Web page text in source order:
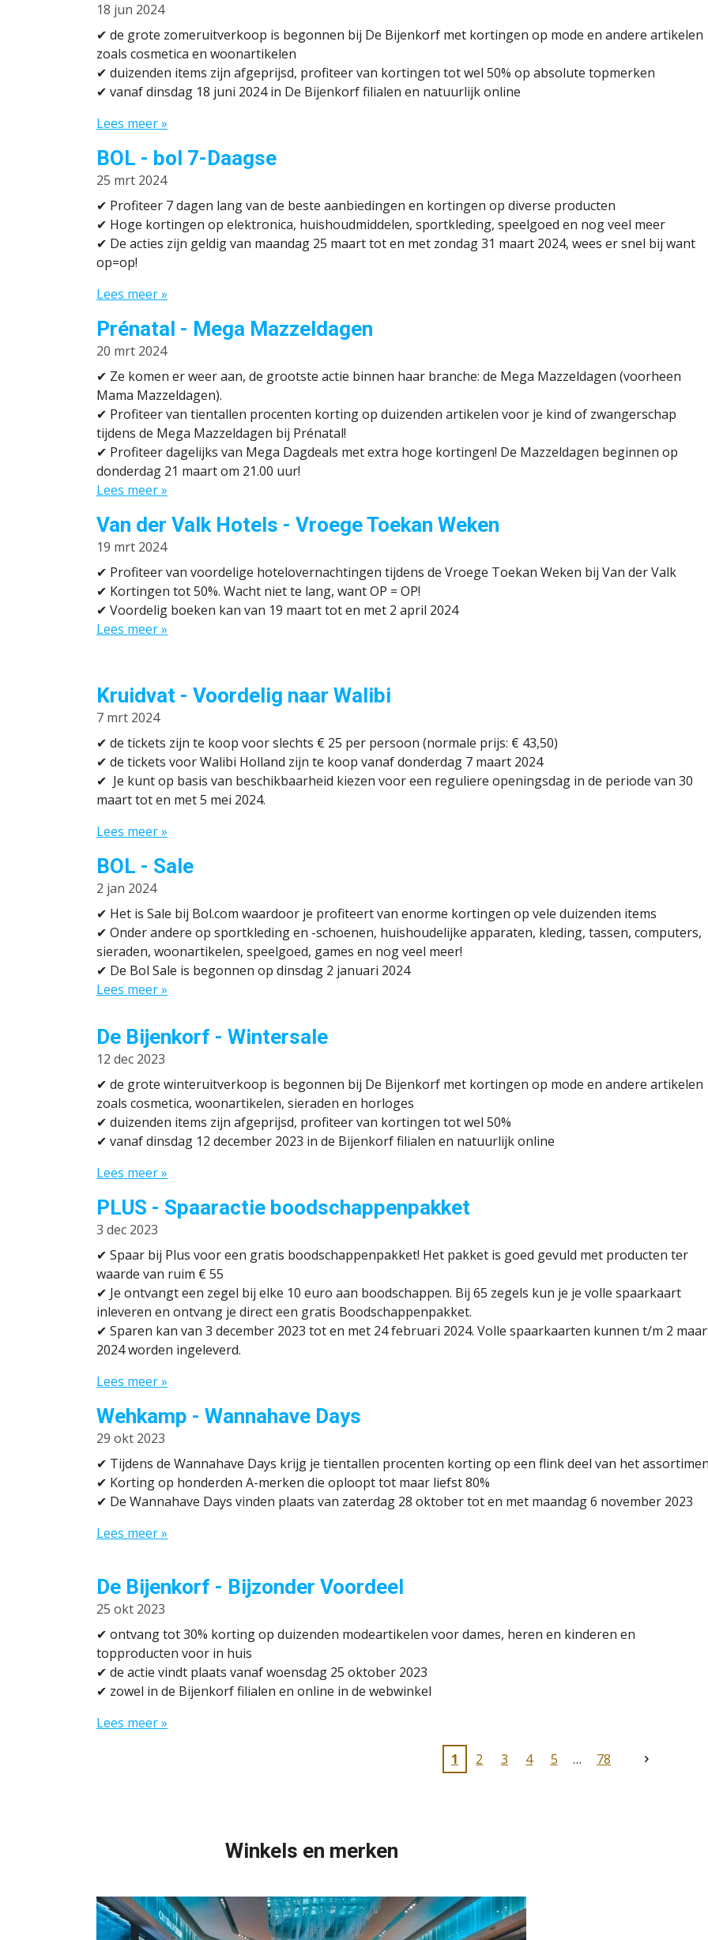
18 jun 2024
✔ de grote zomeruitverkoop is begonnen bij De Bijenkorf met kortingen op mode en andere artikelen
zoals cosmetica en woonartikelen
✔ duizenden items zijn afgeprijsd, profiteer van kortingen tot wel 50% op absolute topmerken
✔ vanaf dinsdag 18 juni 2024 in De Bijenkorf filialen en natuurlijk online
Lees meer »
BOL - bol 7-Daagse
25 mrt 2024
✔ Profiteer 7 dagen lang van de beste aanbiedingen en kortingen op diverse producten
✔ Hoge kortingen op elektronica, huishoudmiddelen, sportkleding, speelgoed en nog veel meer
✔ De acties zijn geldig van maandag 25 maart tot en met zondag 31 maart 2024, wees er snel bij want
op=op!
Lees meer »
Prénatal - Mega Mazzeldagen
20 mrt 2024
✔ Ze komen er weer aan, de grootste actie binnen haar branche: de Mega Mazzeldagen (voorheen
Mama Mazzeldagen).
✔ Profiteer van tientallen procenten korting op duizenden artikelen voor je kind of zwangerschap
tijdens de Mega Mazzeldagen bij Prénatal!
✔ Profiteer dagelijks van Mega Dagdeals met extra hoge kortingen! De Mazzeldagen beginnen op
donderdag 21 maart om 21.00 uur!
Lees meer »
Van der Valk Hotels - Vroege Toekan Weken
19 mrt 2024
✔ Profiteer van voordelige hotelovernachtingen tijdens de Vroege Toekan Weken bij Van der Valk
✔ Kortingen tot 50%. Wacht niet te lang, want OP = OP!
✔ Voordelig boeken kan van 19 maart tot en met 2 april 2024
Lees meer »
Kruidvat - Voordelig naar Walibi
7 mrt 2024
✔ de tickets zijn te koop voor slechts € 25 per persoon (normale prijs: € 43,50)
✔ de tickets voor Walibi Holland zijn te koop vanaf donderdag 7 maart 2024
✔ Je kunt op basis van beschikbaarheid kiezen voor een reguliere openingsdag in de periode van 30
maart tot en met 5 mei 2024.
Lees meer »
BOL - Sale
2 jan 2024
✔ Het is Sale bij Bol.com waardoor je profiteert van enorme kortingen op vele duizenden items
✔ Onder andere op sportkleding en -schoenen, huishoudelijke apparaten, kleding, tassen, computers,
sieraden, woonartikelen, speelgoed, games en nog veel meer!
✔ De Bol Sale is begonnen op dinsdag 2 januari 2024
Lees meer »
De Bijenkorf - Wintersale
12 dec 2023
✔ de grote winteruitverkoop is begonnen bij De Bijenkorf met kortingen op mode en andere artikelen
zoals cosmetica, woonartikelen, sieraden en horloges
✔ duizenden items zijn afgeprijsd, profiteer van kortingen tot wel 50%
✔ vanaf dinsdag 12 december 2023 in de Bijenkorf filialen en natuurlijk online
Lees meer »
PLUS - Spaaractie boodschappenpakket
3 dec 2023
✔ Spaar bij Plus voor een gratis boodschappenpakket! Het pakket is goed gevuld met producten ter
waarde van ruim € 55
✔ Je ontvangt een zegel bij elke 10 euro aan boodschappen. Bij 65 zegels kun je je volle spaarkaart
inleveren en ontvang je direct een gratis Boodschappenpakket.
✔ Sparen kan van 3 december 2023 tot en met 24 februari 2024. Volle spaarkaarten kunnen t/m 2
2024 worden ingeleverd.
Lees meer »
Wehkamp - Wannahave Days
29 okt 2023
✔ Tijdens de Wannahave Days krijg je tientallen procenten korting op een flink deel van het
✔ Korting op honderden A-merken die oploopt tot maar liefst 80%
✔ De Wannahave Days vinden plaats van zaterdag 28 oktober tot en met maandag 6 november 2023
Lees meer »
De Bijenkorf - Bijzonder Voordeel
25 okt 2023
✔ ontvang tot 30% korting op duizenden modeartikelen voor dames, heren en kinderen en
topproducten voor in huis
✔ de actie vindt plaats vanaf woensdag 25 oktober 2023
✔ zowel in de Bijenkorf filialen en online in de webwinkel
Lees meer »
1 2 3 4 5 78
Winkels en merken